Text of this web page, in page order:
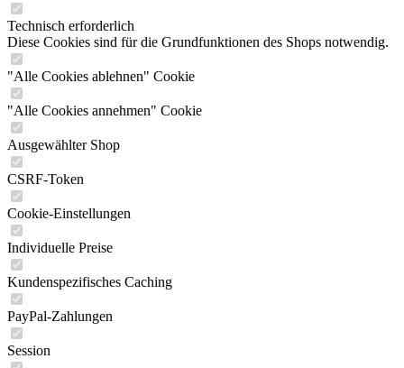
Technisch erforderlich
Diese Cookies sind für die Grundfunktionen des Shops notwendig.
"Alle Cookies ablehnen" Cookie
"Alle Cookies annehmen" Cookie
Ausgewählter Shop
CSRF-Token
Cookie-Einstellungen
Individuelle Preise
Kundenspezifisches Caching
PayPal-Zahlungen
Session